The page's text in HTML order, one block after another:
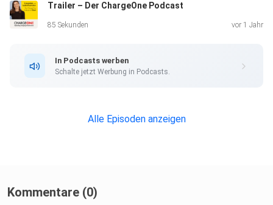
Trailer – Der ChargeOne Podcast
85 Sekunden vor 1 Jahr
In Podcasts werben
Schalte jetzt Werbung in Podcasts.
Alle Episoden anzeigen
Kommentare (0)